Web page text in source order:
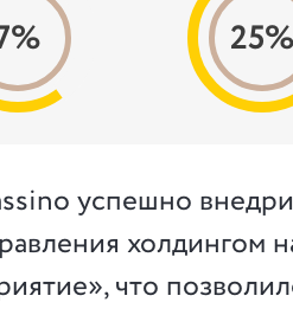
успешно
холдингом
что